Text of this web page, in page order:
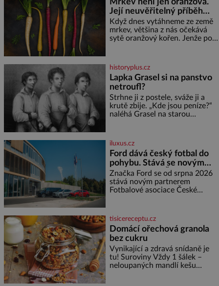
ptáčka, který většinu dne jen
posedává. Hodně času tráví na
zemi, kde sbírá zbytky semínek
Jeho domovinou je prakticky
celá Austrálie s výjimkou
Mrkev není jen oranžová.
Její neuvěřitelný příběh
začíná fialovou barvou
Když dnes vytáhneme ze země
mrkev, většina z nás očekává
sytě oranžový kořen. Jenže po
oranžová. Je fialová, žlutá, bílá,
někdy dokonce téměř černá. Až
díky stovkám let pečlivého
šlechtění se z ní stává zelenina,
bez které si českou zahradu ani
nedokážeme představit. Její
příběh je
historyplus.cz
Lapka Grasel si na panstvo
netroufl?
Strhne ji z postele, sváže ji a
krutě zbije. „Kde jsou peníze?“
naléhá Grasel na starou
nemůže, protože žádné nemá,
spokojí se lupič s několika
měďáky a štůčky látky. Zraněná
žena pár dní nato umírá. Je to
muž nebývale krutý. Jeho činy
budí hrůzu ještě dlouho po jeho
smrti
iluxus.cz
Ford dává český fotbal do
pohybu. Stává se novým
partnerem FAČR
Značka Ford se od srpna 2026
stává novým partnerem
Fotbalové asociace České
asociace, reprezentačních týmů
i českého fotbalu v regionech.
Partner
tisicereceptu.cz
Domácí ořechová granola
bez cukru
Vynikající a zdravá snídaně je
tu! Suroviny Vždy 1 šálek –
neloupaných mandlí kešu